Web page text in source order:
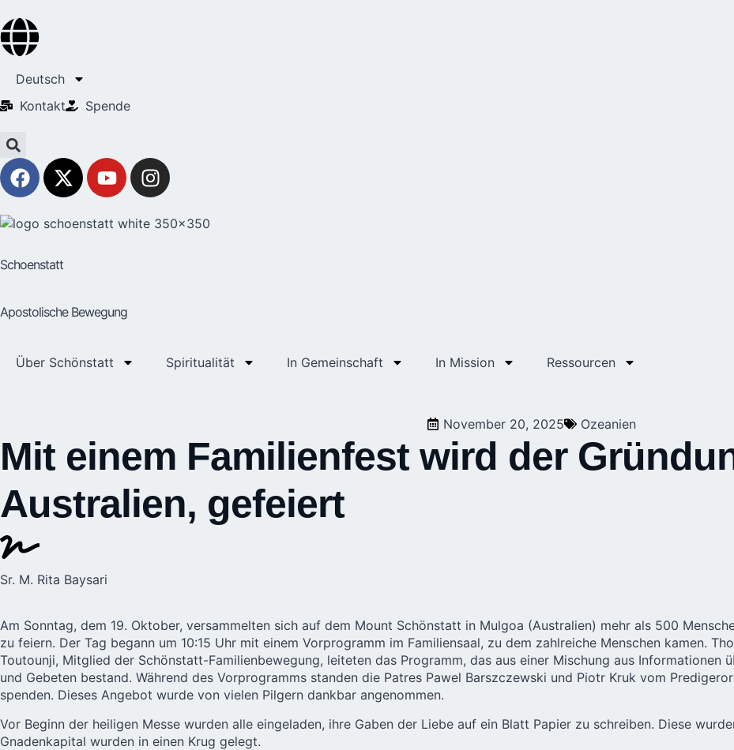
Deutsch
Kontakt
Spende
Schoenstatt
Apostolische Bewegung
Über Schönstatt Spiritualität In Gemeinschaft In Mission Ressourcen
November 20, 2025 Ozeanien
Mit einem Familienfest wird der
Australien, gefeiert
Sr. M. Rita Baysari
Am Sonntag, dem 19. Oktober, versammelten sich auf dem Mount Schönstatt in Mulgoa (Australien) mehr als 500
zu feiern. Der Tag begann um 10:15 Uhr mit einem Vorprogramm im Familiensaal, zu dem zahlreiche Menschen kamen.
Toutounji, Mitglied der Schönstatt-Familienbewegung, leiteten das Programm, das aus einer Mischung aus Informationen
und Gebeten bestand. Während des Vorprogramms standen die Patres Pawel Barszczewski und Piotr Kruk vom
spenden. Dieses Angebot wurde von vielen Pilgern dankbar angenommen.
Vor Beginn der heiligen Messe wurden alle eingeladen, ihre Gaben der Liebe auf ein Blatt Papier zu schreiben. Diese
Gnadenkapital wurden in einen Krug gelegt.